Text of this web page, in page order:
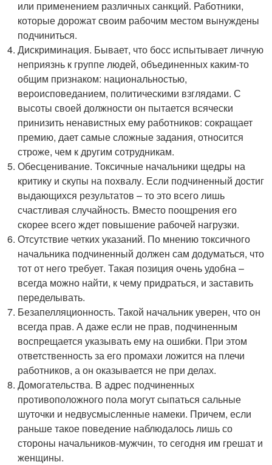
или применением различных санкций. Работники,
которые дорожат своим рабочим местом вынуждены
подчиниться.
Дискриминация. Бывает, что босс испытывает личную
неприязнь к группе людей, объединенных каким-то
общим признаком: национальностью,
вероисповеданием, политическими взглядами. С
высоты своей должности он пытается всячески
принизить ненавистных ему работников: сокращает
премию, дает самые сложные задания, относится
строже, чем к другим сотрудникам.
Обесценивание. Токсичные начальники щедры на
критику и скупы на похвалу. Если подчиненный достиг
выдающихся результатов – то это всего лишь
счастливая случайность. Вместо поощрения его
скорее всего ждет повышение рабочей нагрузки.
Отсутствие четких указаний. По мнению токсичного
начальника подчиненный должен сам додуматься, что
тот от него требует. Такая позиция очень удобна –
всегда можно найти, к чему придраться, и заставить
переделывать.
Безапелляционность. Такой начальник уверен, что он
всегда прав. А даже если не прав, подчиненным
воспрещается указывать ему на ошибки. При этом
ответственность за его промахи ложится на плечи
работников, а он оказывается не при делах.
Домогательства. В адрес подчиненных
противоположного пола могут сыпаться сальные
шуточки и недвусмысленные намеки. Причем, если
раньше такое поведение наблюдалось лишь со
стороны начальников-мужчин, то сегодня им грешат и
женщины.